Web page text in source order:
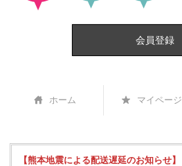
会員登録
ホーム マイページ
【熊本地震による配送遅延のお知らせ】